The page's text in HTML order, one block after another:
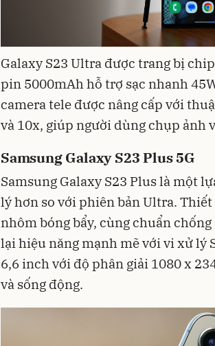
Galaxy S23 Ultra được trang bị
pin 5000mAh hỗ trợ sạc nhanh
camera tele được nâng cấp với
và 10x, giúp người dùng chụp ảnh
Samsung Galaxy S23 Plus 5G
Samsung Galaxy S23 Plus là một
lý hơn so với phiên bản Ultra.
nhôm bóng bẩy, cùng chuẩn
lại hiệu năng mạnh mẽ với vi xử lý
6,6 inch với độ phân giải 1080 x
và sống động.